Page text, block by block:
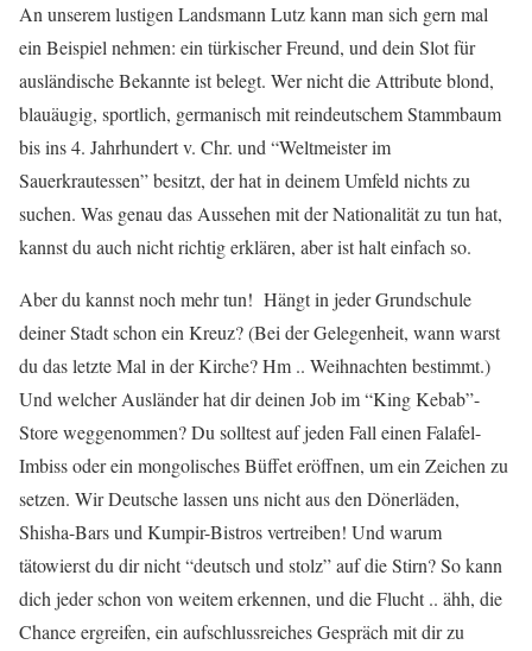
An unserem lustigen Landsmann Lutz kann man sich gern mal
ein Beispiel nehmen: ein türkischer Freund, und dein Slot für
ausländische Bekannte ist belegt. Wer nicht die Attribute blond,
blauäugig, sportlich, germanisch mit reindeutschem Stammbaum
bis ins 4. Jahrhundert v. Chr. und “Weltmeister im
Sauerkrautessen” besitzt, der hat in deinem Umfeld nichts zu
suchen. Was genau das Aussehen mit der Nationalität zu tun hat,
kannst du auch nicht richtig erklären, aber ist halt einfach so.
Aber du kannst noch mehr tun! Hängt in jeder Grundschule
deiner Stadt schon ein Kreuz? (Bei der Gelegenheit, wann warst
du das letzte Mal in der Kirche? Hm .. Weihnachten bestimmt.)
Und welcher Ausländer hat dir deinen Job im “King Kebab”-
Store weggenommen? Du solltest auf jeden Fall einen Falafel-
Imbiss oder ein mongolisches Büffet eröffnen, um ein Zeichen zu
setzen. Wir Deutsche lassen uns nicht aus den Dönerläden,
Shisha-Bars und Kumpir-Bistros vertreiben! Und warum
tätowierst du dir nicht “deutsch und stolz” auf die Stirn? So kann
dich jeder schon von weitem erkennen, und die Flucht .. ähh, die
Chance ergreifen, ein aufschlussreiches Gespräch mit dir zu